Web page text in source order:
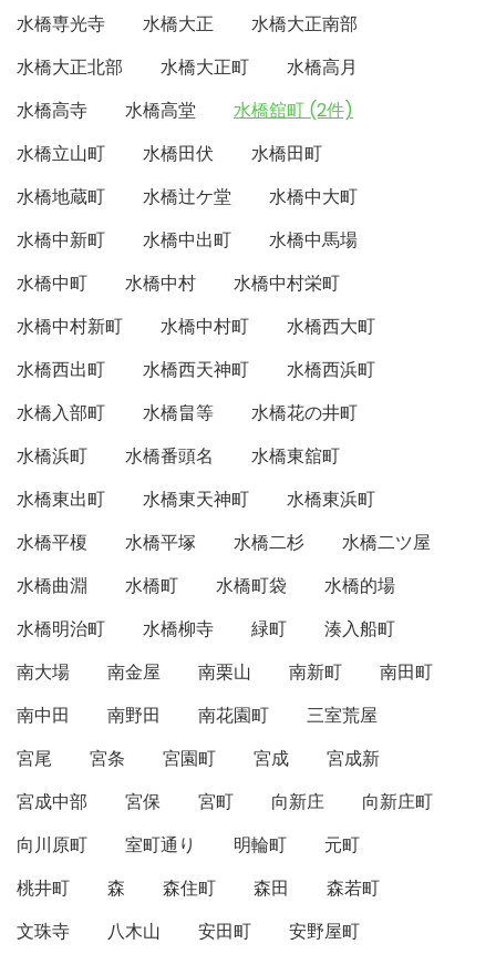
水橋専光寺
水橋大正
水橋大正南部
水橋大正北部
水橋大正町
水橋高月
水橋高寺
水橋高堂
水橋舘町 (2件)
水橋立山町
水橋田伏
水橋田町
水橋地蔵町
水橋辻ケ堂
水橋中大町
水橋中新町
水橋中出町
水橋中馬場
水橋中町
水橋中村
水橋中村栄町
水橋中村新町
水橋中村町
水橋西大町
水橋西出町
水橋西天神町
水橋西浜町
水橋入部町
水橋畠等
水橋花の井町
水橋浜町
水橋番頭名
水橋東舘町
水橋東出町
水橋東天神町
水橋東浜町
水橋平榎
水橋平塚 水橋二杉
水橋二ツ屋
水橋曲淵
水橋町 水橋町袋
水橋的場
水橋明治町
水橋柳寺 緑町
湊入船町
南大場
南金屋 南栗山 南新町
南田町
南中田
南野田 南花園町
三室荒屋
宮尾
宮条 宮園町 宮成
宮成新
宮成中部
宮保 宮町 向新庄
向新庄町
向川原町
室町通り 明輪町
元町
桃井町
森 森住町 森田
森若町
文珠寺
八木山 安田町 安野屋町